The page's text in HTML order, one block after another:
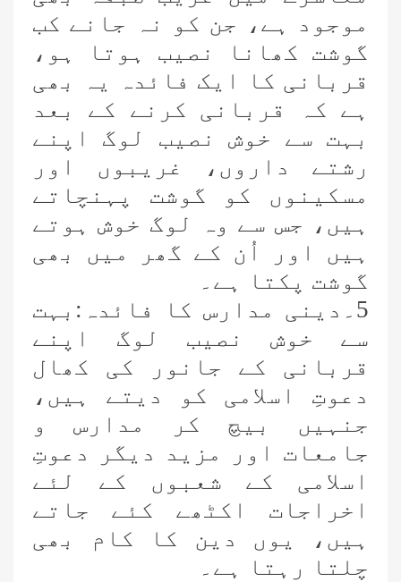
موجود ہے، جن کو نہ جانے کب
گوشت کھانا نصیب ہوتا ہو،
قربانی کا ایک فائدہ یہ بھی
ہے کہ قربانی کرنے کے بعد
بہت سے خوش نصیب لوگ اپنے
رشتے داروں، غریبوں اور
مسکینوں کو گوشت پہنچاتے
ہیں، جس سے وہ لوگ خوش ہوتے
ہیں اور اُن کے گھر میں بھی
گوشت پکتا ہے۔
5۔دینی مدارس کا فائدہ:بہت
سے خوش نصیب لوگ اپنے
قربانی کے جانور کی کھال
دعوتِ اسلامی کو دیتے ہیں،
جنہیں بیچ کر مدارس و
جامعات اور مزید دیگر دعوتِ
اسلامی کے شعبوں کے لئے
اخراجات اکٹھے کئے جاتے
ہیں، یوں دین کا کام بھی
چلتا رہتا ہے۔